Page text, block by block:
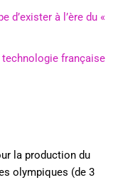
d’exister à l’ère du «
technologie française
la production du
olympiques (de 3